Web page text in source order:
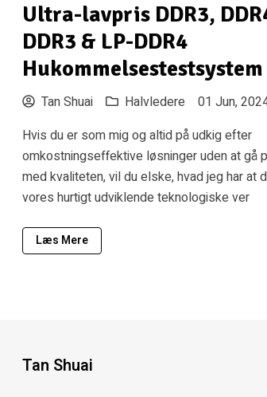
Ultra-lavpris DDR3,
DDR3 & LP-DDR4
Hukommelsestestsystem
Tan Shuai Halvledere
01 Jun,
Hvis du er som mig og altid på udkig efter
omkostningseffektive løsninger uden at gå
med kvaliteten, vil du elske, hvad jeg har at
vores hurtigt udviklende teknologiske ver
Læs Mere
Tan Shuai